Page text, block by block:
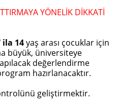
YÖNELİK DİKKATİ
ila 14yaş arası çocuklar için
büyük, üniversiteye
değerlendirme
hazırlanacaktır.
geliştirmektir.